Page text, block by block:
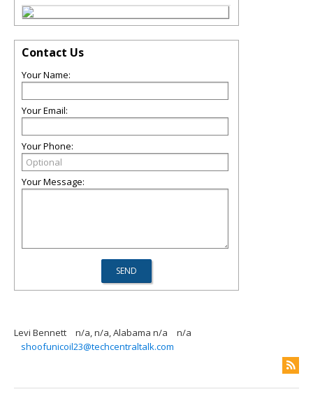
Contact Us
Your Name:
Your Email:
Your Phone:
Your Message:
Levi Bennett n/a, n/a, Alabama n/a
n/a
shoofunicoil23@techcentraltalk.com